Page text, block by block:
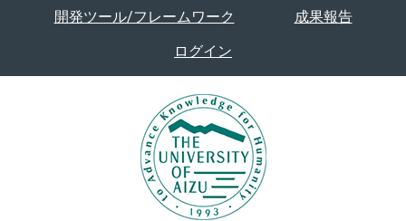
開発ツール/フレームワーク 成果報告
ログイン